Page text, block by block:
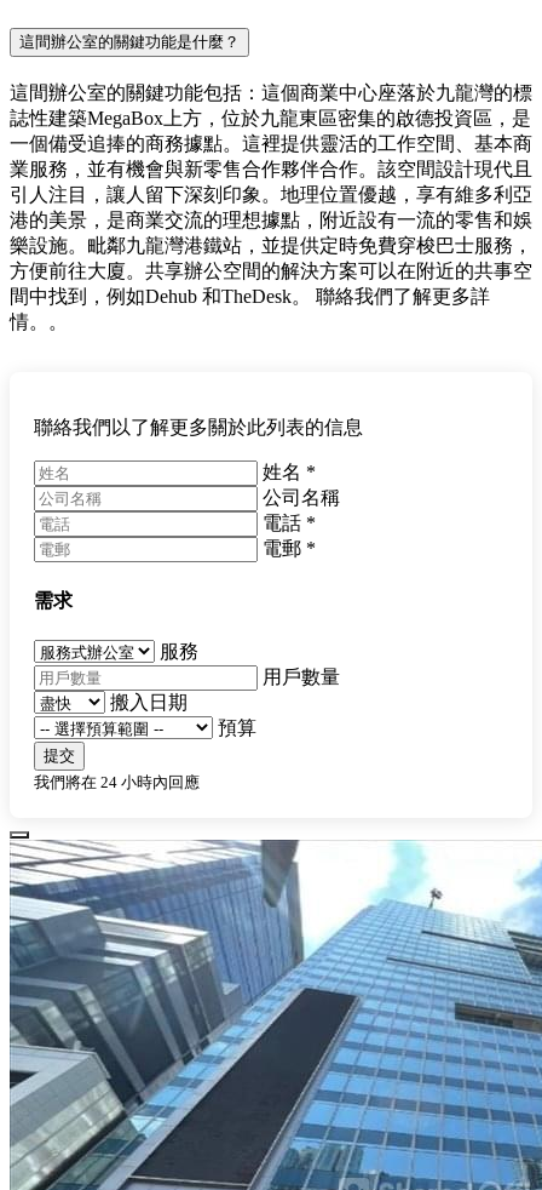
這間辦公室的關鍵功能是什麼？
這間辦公室的關鍵功能包括：這個商業中心座落於九龍灣的標
誌性建築MegaBox上方，位於九龍東區密集的啟德投資區，是
一個備受追捧的商務據點。這裡提供靈活的工作空間、基本商
業服務，並有機會與新零售合作夥伴合作。該空間設計現代且
引人注目，讓人留下深刻印象。地理位置優越，享有維多利亞
港的美景，是商業交流的理想據點，附近設有一流的零售和娛
樂設施。毗鄰九龍灣港鐵站，並提供定時免費穿梭巴士服務，
方便前往大廈。共享辦公空間的解決方案可以在附近的共事空
間中找到，例如Dehub 和TheDesk。 聯絡我們了解更多詳
情。。
聯絡我們以了解更多關於此列表的信息
姓名 *
公司名稱
電話 *
電郵 *
需求
服務
用戶數量
搬入日期
預算
提交
我們將在 24 小時內回應